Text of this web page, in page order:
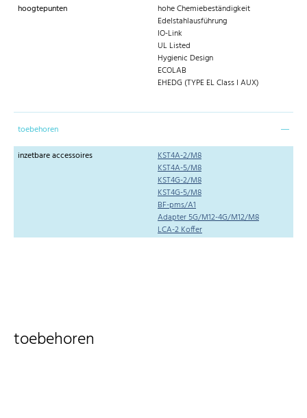
hoogtepunten
hohe Chemiebeständigkeit
Edelstahlausführung
IO-Link
UL Listed
Hygienic Design
ECOLAB
EHEDG (TYPE EL Class I AUX)
toebehoren
inzetbare accessoires
KST4A-2/M8
KST4A-5/M8
KST4G-2/M8
KST4G-5/M8
BF-pms/A1
Adapter 5G/M12-4G/M12/M8
LCA-2 Koffer
toebehoren